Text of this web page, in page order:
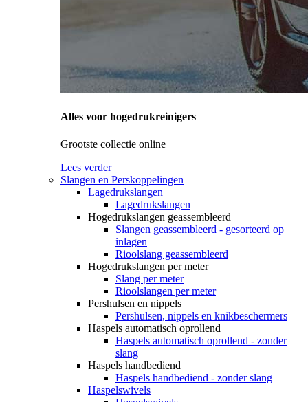
Alles voor hogedrukreinigers
Grootste collectie online
Lees verder
Slangen en Perskoppelingen
Lagedrukslangen
Lagedrukslangen
Hogedrukslangen geassembleerd
Slangen geassembleerd - gesorteerd op
inlagen
Rioolslang geassembleerd
Hogedrukslangen per meter
Slang per meter
Rioolslangen per meter
Pershulsen en nippels
Pershulsen, nippels en knikbeschermers
Haspels automatisch oprollend
Haspels automatisch oprollend - zonder
slang
Haspels handbediend
Haspels handbediend - zonder slang
Haspelswivels